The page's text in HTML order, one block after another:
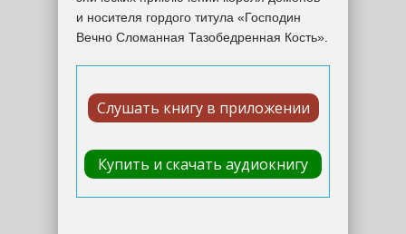
и носителя гордого титула «Господин
Вечно Сломанная Тазобедренная Кость».
Слушать книгу в приложении
Купить и скачать аудиокнигу